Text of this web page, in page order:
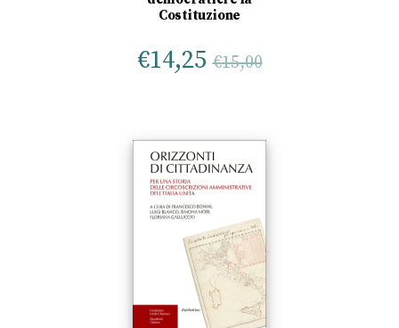
Costituzione
€14,25 €15,00